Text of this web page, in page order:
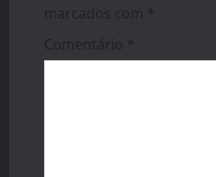
a
t
marcados com *
Comentário *